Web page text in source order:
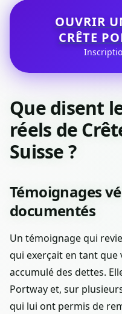
OUVRIR
CRÊTE
Que disent
réels de
Suisse ?
Témoignages
documentés
Un témoignage qui
qui exerçait en tant que
accumulé des dettes.
Portway et, sur
qui lui ont permis de